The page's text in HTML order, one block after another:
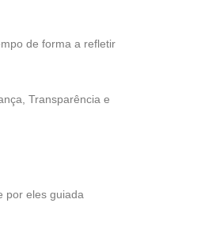
de forma a refletir
Transparência e
por eles guiada